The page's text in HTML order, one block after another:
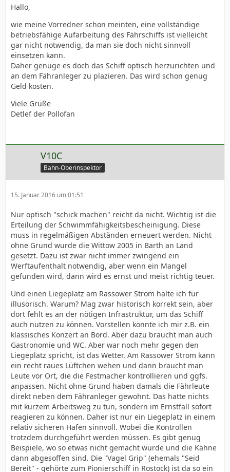
Hallo,
wie meine Vorredner schon meinten, eine vollständige
betriebsfähige Aufarbeitung des Fährschiffs ist vielleicht
gar nicht notwendig, da man sie doch nicht sinnvoll
einsetzen kann.
Daher genüge es doch das Schiff optisch herzurichten und
an dem Fähranleger zu plazieren. Das wird schon genug
Geld kosten.
Viele Grüße
Detlef der Pollofan
V10C
Bahn-Oberinspektor
15. Januar 2016 um 01:51
Nur optisch "schick machen" reicht da nicht. Wichtig ist die
Erteilung der Schwimmfähigkeitsbescheinigung. Diese
muss in regelmäßigen Abständen erneuert werden. Nicht
ohne Grund wurde die Wittow 2005 in Barth an Land
gesetzt. Dazu ist zwar nicht immer zwingend ein
Werftaufenthalt notwendig, aber wenn ein Mangel
gefunden wird, dann wird es ernst und meist richtig teuer.
Und einen Liegeplatz am Rassower Strom halte ich für
illusorisch. Warum? Mag zwar historisch korrekt sein, aber
dort fehlt es an der nötigen Infrastruktur, um das Schiff
auch nutzen zu können. Vorstellen könnte ich mir z.B. ein
klassisches Konzert an Bord. Aber dazu braucht man auch
Gastronomie und WC. Aber war noch mehr gegen den
Liegeplatz spricht, ist das Wetter. Am Rassower Strom kann
ein recht raues Lüftchen wehen und dann braucht man
Leute vor Ort, die die Festmacher kontrollieren und ggfs.
anpassen. Nicht ohne Grund haben damals die Fährleute
direkt neben dem Fähranleger gewohnt. Das hatte nichts
mit kurzem Arbeitsweg zu tun, sondern im Ernstfall sofort
reagieren zu können. Daher ist nur ein Liegeplatz in einem
relativ sicheren Hafen sinnvoll. Wobei die Kontrollen
trotzdem durchgeführt werden müssen. Es gibt genug
Beispiele, wo so etwas nicht gemacht wurde und die Kähne
dann abgesoffen sind. Die "Vagel Grip" (ehemals "Seid
Bereit" - gehörte zum Pionierschiff in Rostock) ist da so ein